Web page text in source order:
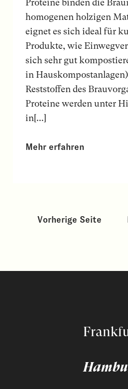
Proteine binden die
homogenen holzigen
eignet es sich ideal für
Produkte, wie
sich sehr gut
in
Reststoffen des
Proteine werden unter
in[...]
Mehr erfahren
Vorherige Seite